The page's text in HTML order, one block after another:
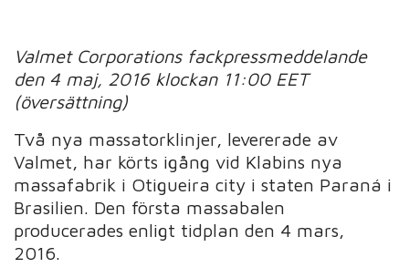
Valmet Corporations fackpressmeddelande
den 4 maj, 2016 klockan 11:00 EET
(översättning)
Två nya massatorklinjer, levererade av
Valmet, har körts igång vid Klabins nya
massafabrik i Otigueira city i staten Paraná i
Brasilien. Den första massabalen
producerades enligt tidplan den 4 mars,
2016.